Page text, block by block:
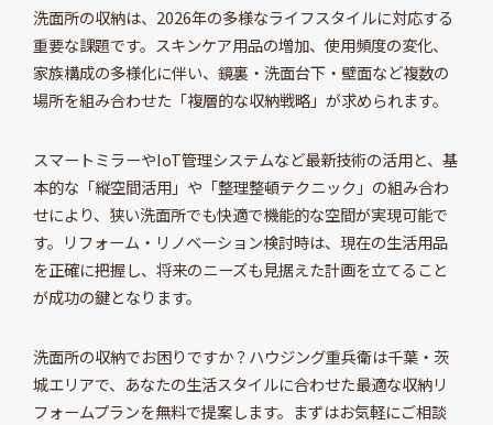
洗面所の収納は、2026年の多様なライフスタイルに対応する
重要な課題です。スキンケア用品の増加、使用頻度の変化、
家族構成の多様化に伴い、鏡裏・洗面台下・壁面など複数の
場所を組み合わせた「複層的な収納戦略」が求められます。
スマートミラーやIoT管理システムなど最新技術の活用と、基
本的な「縦空間活用」や「整理整頓テクニック」の組み合わ
せにより、狭い洗面所でも快適で機能的な空間が実現可能で
す。リフォーム・リノベーション検討時は、現在の生活用品
を正確に把握し、将来のニーズも見据えた計画を立てること
が成功の鍵となります。
洗面所の収納でお困りですか？ハウジング重兵衛は千葉・茨
城エリアで、あなたの生活スタイルに合わせた最適な収納リ
フォームプランを無料で提案します。まずはお気軽にご相談